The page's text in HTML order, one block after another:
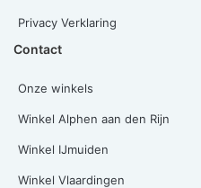
Privacy Verklaring
Contact
Onze winkels
Winkel Alphen aan den Rijn
Winkel IJmuiden
Winkel Vlaardingen